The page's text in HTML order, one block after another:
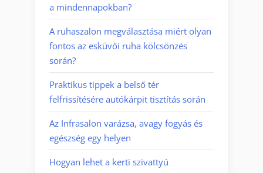
a mindennapokban?
A ruhaszalon megválasztása miért olyan
fontos az esküvői ruha kölcsönzés
során?
Praktikus tippek a belső tér
felfrissítésére autókárpit tisztítás során
Az Infrasalon varázsa, avagy fogyás és
egészség egy helyen
Hogyan lehet a kerti szivattyú